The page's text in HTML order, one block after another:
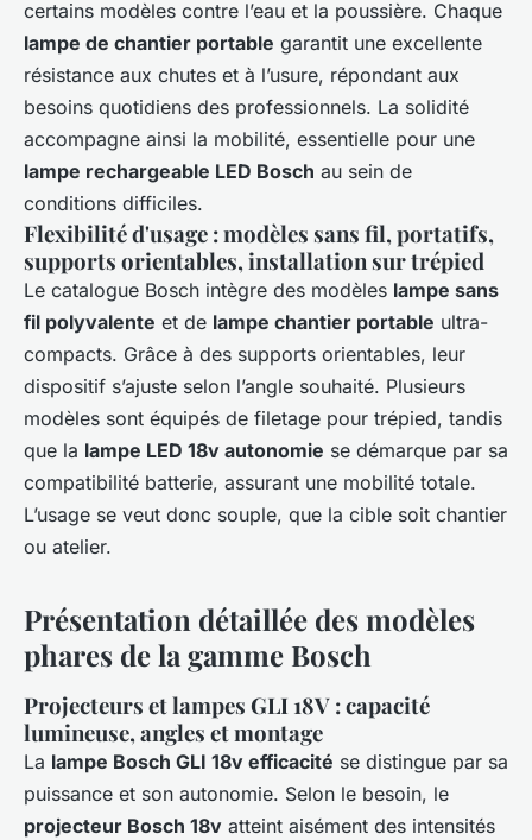
certains modèles contre l’eau et la poussière. Chaque
lampe de chantier portable garantit une excellente
résistance aux chutes et à l’usure, répondant aux
besoins quotidiens des professionnels. La solidité
accompagne ainsi la mobilité, essentielle pour une
lampe rechargeable LED Bosch au sein de
conditions difficiles.
Flexibilité d'usage : modèles sans fil, portatifs,
supports orientables, installation sur trépied
Le catalogue Bosch intègre des modèles lampe sans
fil polyvalente et de lampe chantier portable ultra-
compacts. Grâce à des supports orientables, leur
dispositif s’ajuste selon l’angle souhaité. Plusieurs
modèles sont équipés de filetage pour trépied, tandis
que la lampe LED 18v autonomie se démarque par sa
compatibilité batterie, assurant une mobilité totale.
L’usage se veut donc souple, que la cible soit chantier
ou atelier.
Présentation détaillée des modèles
phares de la gamme Bosch
Projecteurs et lampes GLI 18V : capacité
lumineuse, angles et montage
La lampe Bosch GLI 18v efficacité se distingue par sa
puissance et son autonomie. Selon le besoin, le
projecteur Bosch 18v atteint aisément des intensités